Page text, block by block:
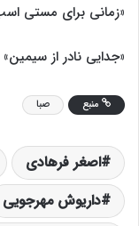
«زمانی برای مستی اسب ها» (۲۰۰۰)
«جدایی نادر از سیمین» (۲۰۱۱) ساخته اصغر
منبع صبا
اصغر فرهادی
داریوش مهرجویی